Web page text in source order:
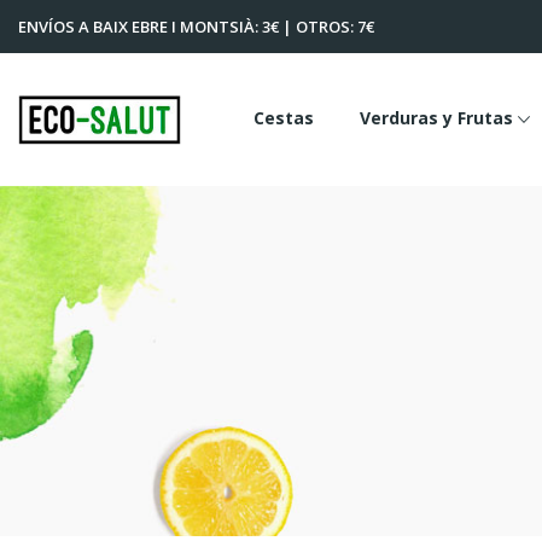
ENVÍOS A BAIX EBRE I MONTSIÀ: 3€ | OTROS: 7€
Cestas Verduras y Frutas